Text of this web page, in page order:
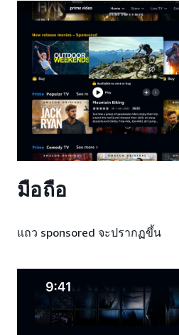
มือถือ
แถว sponsored จะปรากฏขึ้น